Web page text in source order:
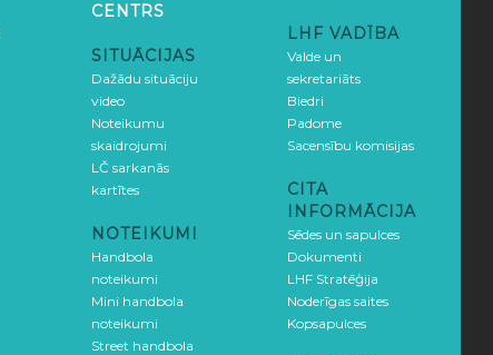
CENTRS
SITUĀCIJAS
Dažādu situāciju
video
Noteikumu
skaidrojumi
LČ sarkanās
kartītes
NOTEIKUMI
Handbola
noteikumi
Mini handbola
noteikumi
Street handbola
LHF VADĪBA
Valde un
sekretariāts
Biedri
Padome
Sacensību komisijas
CITA
INFORMĀCIJA
Sēdes un sapulces
Dokumenti
LHF Stratēģija
Noderīgas saites
Kopsapulces